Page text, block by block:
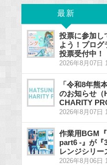
最新
投票に参加し
よう！プログ
投票受付中！
2026年8月07日
「令和8年熊
のお知らせ（
CHARITY
2026年8月07日
作業用BGM
part6 -』が『
レンジシリー
2026年8月06日